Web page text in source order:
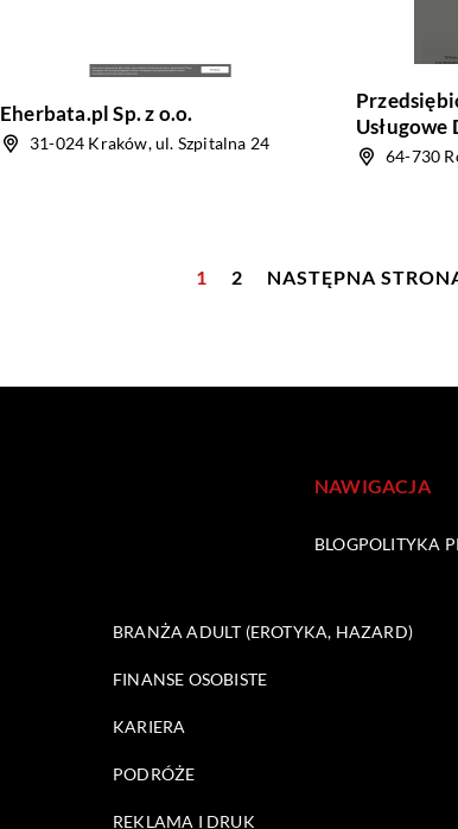
Eherbata.pl Sp. z o.o.
31-024 Kraków, ul. Szpitalna 24
Usługowe
64-730
1 2 NASTĘPNA
NAWIGACJA
BLOGPOLITYKA
BRANŻA ADULT (EROTYKA, HAZARD)
FINANSE OSOBISTE
KARIERA
PODRÓŻE
REKLAMA I DRUK